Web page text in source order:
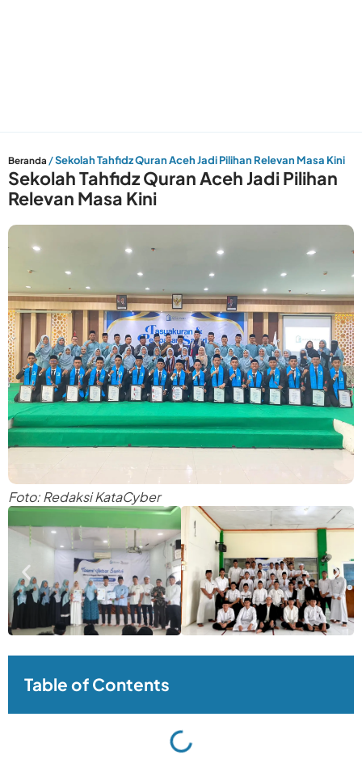
Beranda /Sekolah Tahfidz Quran Aceh Jadi Pilihan Relevan Masa Kini
Sekolah Tahfidz Quran Aceh Jadi Pilihan
Relevan Masa Kini
Foto: Redaksi KataCyber
Table of Contents